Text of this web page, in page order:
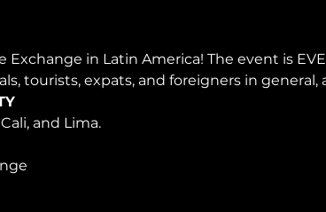
in Latin America! The event is
tourists, expats, and foreigners in
and Lima.